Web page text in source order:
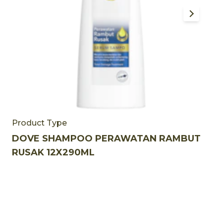
Product Type
DOVE SHAMPOO PERAWATAN RAMBUT
RUSAK 12X290ML